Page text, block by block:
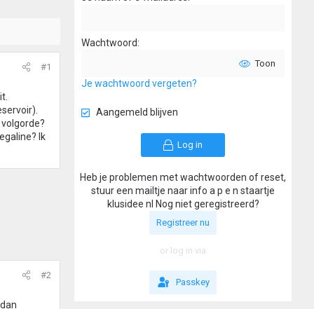
#1
Ik
#2
Wachtwoord
Toon
Je wachtwoord vergeten?
Aangemeld blijven
Log in
Heb je problemen met wachtwoorden of reset,
stuur een mailtje naar info a p e n staartje
klusidee nl Nog niet geregistreerd?
Registreer nu
or log in via
Passkey